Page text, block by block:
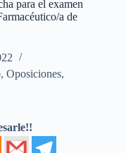
para el examen
a de
, Oposiciones,